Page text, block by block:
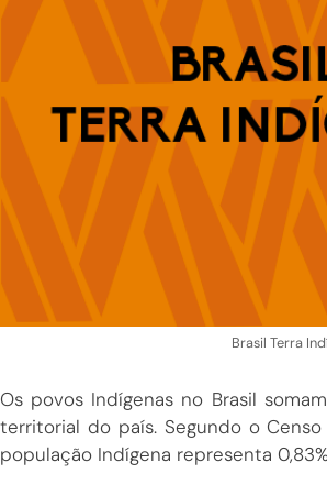
Brasil Terra
Os povos Indígenas no Brasil
territorial do país. Segundo o
população Indígena representa